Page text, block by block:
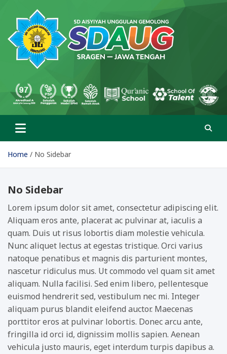
content
SD Aisyiyah Unggulan
Gemolong
Home No Sidebar
No Sidebar
Lorem ipsum dolor sit amet, consectetur adipiscing elit.
Aliquam eros ante, placerat ac pulvinar at, iaculis a
quam. Duis ut risus lobortis diam molestie vehicula.
Nunc aliquet lectus at egestas tristique. Orci varius
natoque penatibus et magnis dis parturient montes,
nascetur ridiculus mus. Ut commodo vel quam sit amet
aliquam. Nulla facilisi. Sed enim libero, pellentesque
euismod hendrerit sed, vestibulum nec mi. Integer
aliquam purus blandit eleifend auctor. Maecenas
porttitor eros at pulvinar lobortis. Donec arcu ante,
fringilla id orci id, dignissim mollis sapien. Aenean
vehicula justo mauris, eget interdum turpis dapibus a.